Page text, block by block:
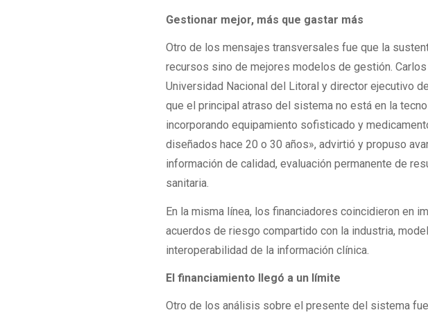
Gestionar mejor, más que gastar más
Otro de los mensajes transversales fue que la
recursos sino de mejores modelos de gestión.
Universidad Nacional del Litoral y director ejecutivo
que el principal atraso del sistema no está en la
incorporando equipamiento sofisticado y
diseñados hace 20 o 30 años», advirtió y propuso
información de calidad, evaluación permanente de
sanitaria.
En la misma línea, los financiadores coincidieron en
acuerdos de riesgo compartido con la industria,
interoperabilidad de la información clínica.
El financiamiento llegó a un límite
Otro de los análisis sobre el presente del sistema